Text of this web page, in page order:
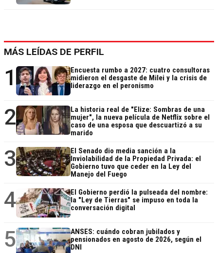
MÁS LEÍDAS DE PERFIL
1
Encuesta rumbo a 2027: cuatro consultoras
midieron el desgaste de Milei y la crisis de
liderazgo en el peronismo
2
La historia real de "Elize: Sombras de una
mujer", la nueva película de Netflix sobre el
caso de una esposa que descuartizó a su
marido
3
El Senado dio media sanción a la
Inviolabilidad de la Propiedad Privada: el
Gobierno tuvo que ceder en la Ley del
Manejo del Fuego
4
El Gobierno perdió la pulseada del nombre:
la "Ley de Tierras" se impuso en toda la
conversación digital
5
ANSES: cuándo cobran jubilados y
pensionados en agosto de 2026, según el
DNI